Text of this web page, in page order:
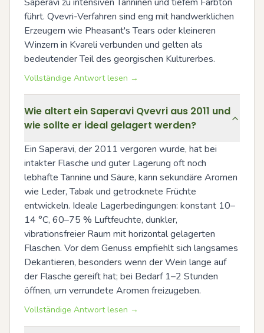
führt. Qvevri-Verfahren sind eng mit handwerklichen
Erzeugern wie Pheasant's Tears oder kleineren
Winzern in Kvareli verbunden und gelten als
bedeutender Teil des georgischen Kulturerbes.
Vollständige Antwort lesen →
Wie altert ein Saperavi Qvevri aus 2011 und
wie sollte er ideal gelagert werden?
Ein Saperavi, der 2011 vergoren wurde, hat bei
intakter Flasche und guter Lagerung oft noch
lebhafte Tannine und Säure, kann sekundäre Aromen
wie Leder, Tabak und getrocknete Früchte
entwickeln. Ideale Lagerbedingungen: konstant 10–
14 °C, 60–75 % Luftfeuchte, dunkler,
vibrationsfreier Raum mit horizontal gelagerten
Flaschen. Vor dem Genuss empfiehlt sich langsames
Dekantieren, besonders wenn der Wein lange auf
der Flasche gereift hat; bei Bedarf 1–2 Stunden
öffnen, um verrundete Aromen freizugeben.
Vollständige Antwort lesen →